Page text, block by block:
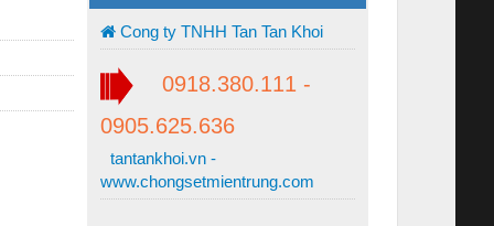
Cong ty TNHH Tan Tan Khoi
0918.380.111 -
0905.625.636
tantankhoi.vn -
www.chongsetmientrung.com